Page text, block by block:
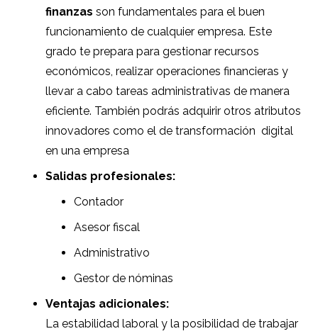
finanzas son fundamentales para el buen
funcionamiento de cualquier empresa. Este
grado te prepara para gestionar recursos
económicos, realizar operaciones financieras y
llevar a cabo tareas administrativas de manera
eficiente. También podrás adquirir otros atributos
innovadores como el de transformación digital
en una empresa
Salidas profesionales:
Contador
Asesor fiscal
Administrativo
Gestor de nóminas
Ventajas adicionales:
La estabilidad laboral y la posibilidad de trabajar